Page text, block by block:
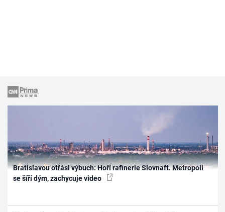
Bratislavou otřásl výbuch: Hoří rafinerie Slovnaft. Metropolí
se šíří dým, zachycuje video